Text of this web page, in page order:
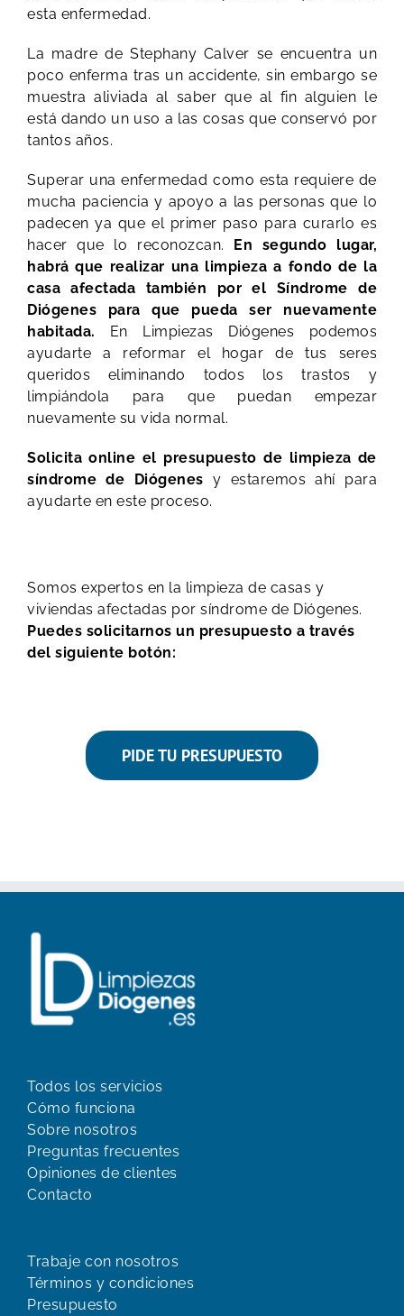
esta enfermedad.
​La madre de Stephany Calver se encuentra un
poco enferma tras un accidente, sin embargo se
muestra aliviada al saber que al fin alguien le
está dando un uso a las cosas que conservó por
tantos años.
Superar una enfermedad como esta requiere de
mucha paciencia y apoyo a las personas que lo
padecen ya que el primer paso para curarlo es
hacer que lo reconozcan. En segundo lugar,
habrá que realizar una limpieza a fondo de la
casa afectada también por el Síndrome de
Diógenes para que pueda ser nuevamente
habitada. En Limpiezas Diógenes podemos
ayudarte a reformar el hogar de tus seres
queridos eliminando todos los trastos y
limpiándola para que puedan empezar
nuevamente su vida normal.
Solicita online el presupuesto de limpieza de
síndrome de Diógenes y estaremos ahí para
ayudarte en este proceso.
Somos expertos en la limpieza de casas y
viviendas afectadas por síndrome de Diógenes.
Puedes solicitarnos un presupuesto a través
del siguiente botón:
PIDE TU PRESUPUESTO
Todos los servicios
Cómo funciona
Sobre nosotros
Preguntas frecuentes
Opiniones de clientes
Contacto
Trabaje con nosotros
Términos y condiciones
Presupuesto